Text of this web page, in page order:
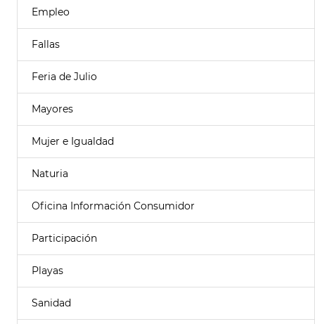
Empleo
Fallas
Feria de Julio
Mayores
Mujer e Igualdad
Naturia
Oficina Información Consumidor
Participación
Playas
Sanidad